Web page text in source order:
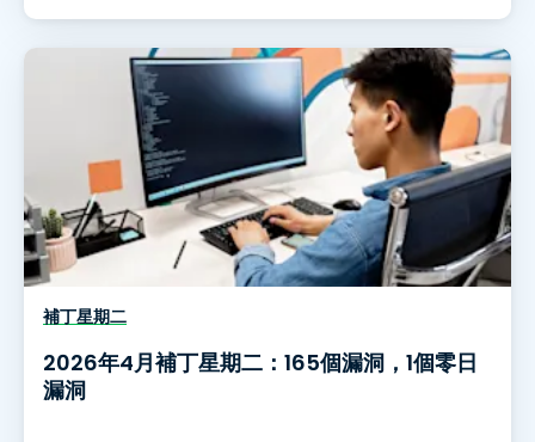
補丁星期二
2026年4月補丁星期二：165個漏洞，1個零日
漏洞